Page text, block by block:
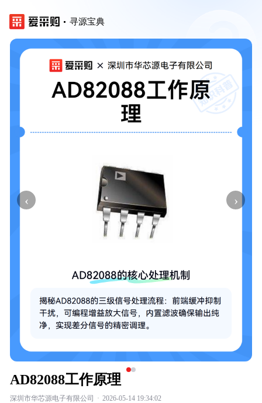
寻源宝典
‹ ›
AD82088工作原理
深圳市华芯源电子有限公司 · 2026-05-14 19:34:02